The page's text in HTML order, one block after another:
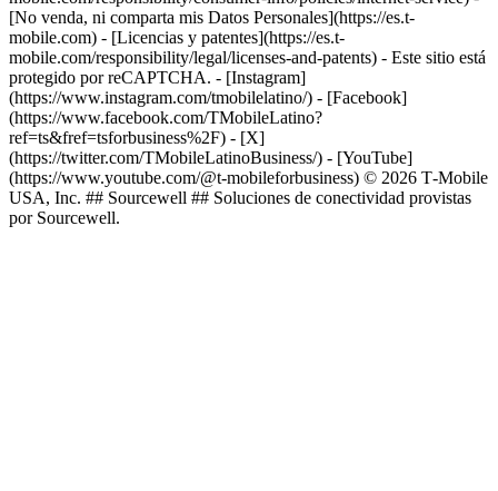
[No venda, ni comparta mis Datos Personales](https://es.t-
mobile.com) - [Licencias y patentes](https://es.t-
mobile.com/responsibility/legal/licenses-and-patents) - Este sitio está
protegido por reCAPTCHA. - [Instagram]
(https://www.instagram.com/tmobilelatino/) - [Facebook]
(https://www.facebook.com/TMobileLatino?
ref=ts&fref=tsforbusiness%2F) - [X]
(https://twitter.com/TMobileLatinoBusiness/) - [YouTube]
(https://www.youtube.com/@t-mobileforbusiness) © 2026 T‑Mobile
USA, Inc. ## Sourcewell ## Soluciones de conectividad provistas
por Sourcewell.